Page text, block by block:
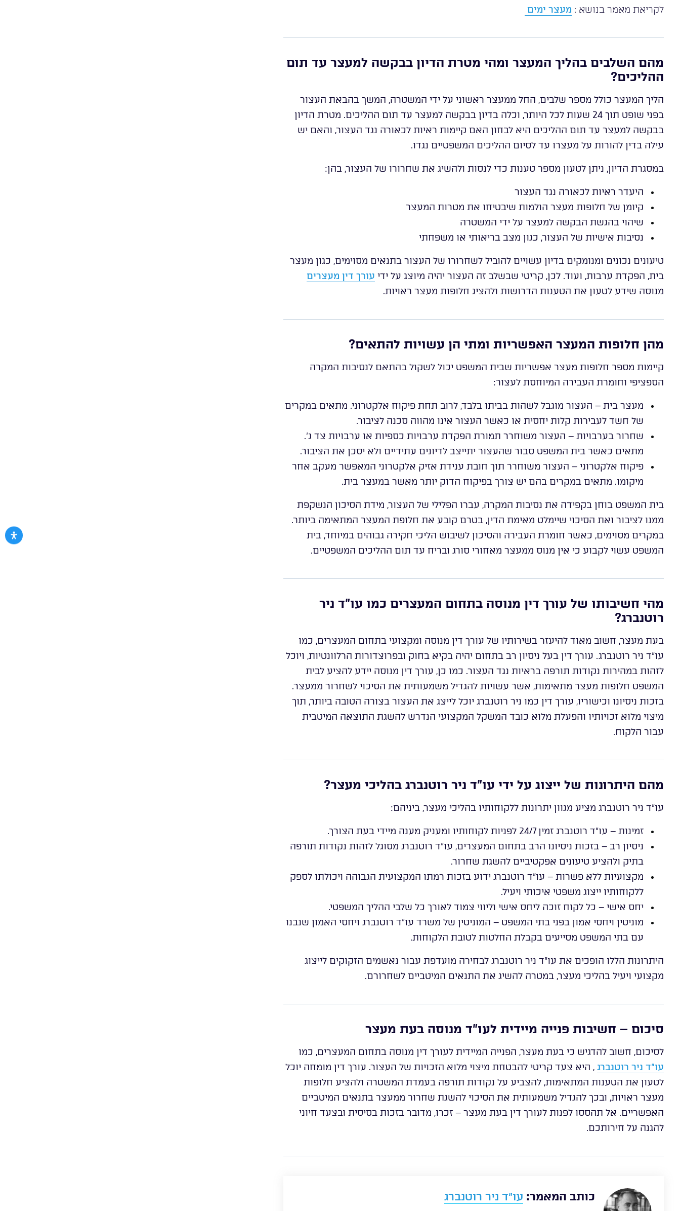
לקריאת מאמר בנושא : מעצר ימים
מהם השלבים בהליך המעצר ומהי מטרת הדיון בבקשה למעצר עד תום
ההליכים?
הליך המעצר כולל מספר שלבים, החל ממעצר ראשוני על ידי המשטרה, המשך בהבאת העצור
בפני שופט תוך 24 שעות לכל היותר, וכלה בדיון בבקשה למעצר עד תום ההליכים. מטרת הדיון
בבקשה למעצר עד תום ההליכים היא לבחון האם קיימות ראיות לכאורה נגד העצור, והאם יש
עילה בדין להורות על מעצרו עד לסיום ההליכים המשפטיים נגדו.
במסגרת הדיון, ניתן לטעון מספר טענות כדי לנסות ולהשיג את שחרורו של העצור, בהן:
היעדר ראיות לכאורה נגד העצור
קיומן של חלופות מעצר הולמות שיבטיחו את מטרות המעצר
שיהוי בהגשת הבקשה למעצר על ידי המשטרה
נסיבות אישיות של העצור, כגון מצב בריאותי או משפחתי
טיעונים נכונים ומנומקים בדיון עשויים להוביל לשחרורו של העצור בתנאים מסוימים, כגון מעצר
בית, הפקדת ערבות, ועוד. לכן, קריטי שבשלב זה העצור יהיה מיוצג על ידי עורך דין מעצרים
מנוסה שידע לטעון את הטענות הדרושות ולהציג חלופות מעצר ראויות.
מהן חלופות המעצר האפשריות ומתי הן עשויות להתאים?
קיימות מספר חלופות מעצר אפשריות שבית המשפט יכול לשקול בהתאם לנסיבות המקרה
הספציפי וחומרת העבירה המיוחסת לעצור:
מעצר בית – העצור מוגבל לשהות בביתו בלבד, לרוב תחת פיקוח אלקטרוני. מתאים במקרים
של חשד לעבירות קלות יחסית או כאשר העצור אינו מהווה סכנה לציבור.
שחרור בערבויות – העצור משוחרר תמורת הפקדת ערבויות כספיות או ערבויות צד ג’.
מתאים כאשר בית המשפט סבור שהעצור יתייצב לדיונים עתידיים ולא יסכן את הציבור.
פיקוח אלקטרוני – העצור משוחרר תוך חובת ענידת אזיק אלקטרוני המאפשר מעקב אחר
מיקומו. מתאים במקרים בהם יש צורך בפיקוח הדוק יותר מאשר במעצר בית.
בית המשפט בוחן בקפידה את נסיבות המקרה, עברו הפלילי של העצור, מידת הסיכון הנשקפת
ממנו לציבור ואת הסיכוי שיימלט מאימת הדין, בטרם קובע את חלופת המעצר המתאימה ביותר.
במקרים מסוימים, כאשר חומרת העבירה והסיכון לשיבוש הליכי חקירה גבוהים במיוחד, בית
המשפט עשוי לקבוע כי אין מנוס ממעצר מאחורי סורג ובריח עד תום ההליכים המשפטיים.
מהי חשיבותו של עורך דין מנוסה בתחום המעצרים כמו עו”ד ניר
רוטנברג?
בעת מעצר, חשוב מאוד להיעזר בשירותיו של עורך דין מנוסה ומקצועי בתחום המעצרים, כמו
עו”ד ניר רוטנברג. עורך דין בעל ניסיון רב בתחום יהיה בקיא בחוק ובפרוצדורות הרלוונטיות, ויוכל
לזהות במהירות נקודות תורפה בראיות נגד העצור. כמו כן, עורך דין מנוסה יידע להציע לבית
המשפט חלופות מעצר מתאימות, אשר עשויות להגדיל משמעותית את הסיכוי לשחרור ממעצר.
בזכות ניסיונו וכישוריו, עורך דין כמו ניר רוטנברג יוכל לייצג את העצור בצורה הטובה ביותר, תוך
מיצוי מלוא זכויותיו והפעלת מלוא כובד המשקל המקצועי הנדרש להשגת התוצאה המיטבית
עבור הלקוח.
מהם היתרונות של ייצוג על ידי עו”ד ניר רוטנברג בהליכי מעצר?
עו”ד ניר רוטנברג מציע מגוון יתרונות ללקוחותיו בהליכי מעצר, ביניהם:
זמינות – עו”ד רוטנברג זמין 24/7 לפניות לקוחותיו ומעניק מענה מיידי בעת הצורך.
ניסיון רב – בזכות ניסיונו הרב בתחום המעצרים, עו”ד רוטנברג מסוגל לזהות נקודות תורפה
בתיק ולהציע טיעונים אפקטיביים להשגת שחרור.
מקצועיות ללא פשרות – עו”ד רוטנברג ידוע בזכות רמתו המקצועית הגבוהה ויכולתו לספק
ללקוחותיו ייצוג משפטי איכותי ויעיל.
יחס אישי – כל לקוח זוכה ליחס אישי וליווי צמוד לאורך כל שלבי ההליך המשפטי.
מוניטין ויחסי אמון בפני בתי המשפט – המוניטין של משרד עו”ד רוטנברג ויחסי האמון שנבנו
עם בתי המשפט מסייעים בקבלת החלטות לטובת הלקוחות.
היתרונות הללו הופכים את עו”ד ניר רוטנברג לבחירה מועדפת עבור נאשמים הזקוקים לייצוג
מקצועי ויעיל בהליכי מעצר, במטרה להשיג את התנאים המיטביים לשחרורם.
סיכום – חשיבות פנייה מיידית לעו”ד מנוסה בעת מעצר
לסיכום, חשוב להדגיש כי בעת מעצר, הפנייה המיידית לעורך דין מנוסה בתחום המעצרים, כמו
עו”ד ניר רוטנברג , היא צעד קריטי להבטחת מיצוי מלוא הזכויות של העצור. עורך דין מומחה יוכל
לטעון את הטענות המתאימות, להצביע על נקודות תורפה בעמדת המשטרה ולהציע חלופות
מעצר ראויות, ובכך להגדיל משמעותית את הסיכוי להשגת שחרור ממעצר בתנאים המיטביים
האפשריים. אל תהססו לפנות לעורך דין בעת מעצר – זכרו, מדובר בזכות בסיסית ובצעד חיוני
להגנה על חירותכם.
כותב המאמר: עו”ד ניר רוטנברג